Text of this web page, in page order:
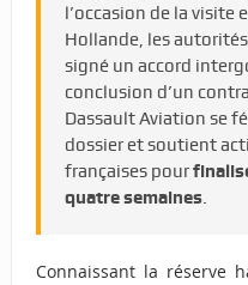
l’occasion de la visite
Hollande, les
signé un accord
conclusion d’un
Dassault Aviation se
dossier et soutient
françaises pour
quatre semaines.
Connaissant la réserve